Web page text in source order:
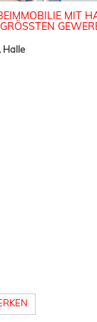
MIT
Halle